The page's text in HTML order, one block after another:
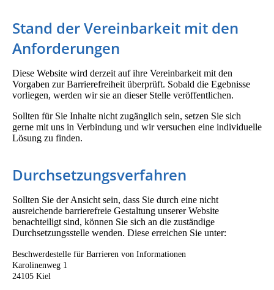
Stand der Vereinbarkeit mit den
Anforderungen
Diese Website wird derzeit auf ihre Vereinbarkeit mit den
Vorgaben zur Barrierefreiheit überprüft. Sobald die Egebnisse
vorliegen, werden wir sie an dieser Stelle veröffentlichen.
Sollten für Sie Inhalte nicht zugänglich sein, setzen Sie sich
gerne mit uns in Verbindung und wir versuchen eine individuelle
Lösung zu finden.
Durchsetzungsverfahren
Sollten Sie der Ansicht sein, dass Sie durch eine nicht
ausreichende barrierefreie Gestaltung unserer Website
benachteiligt sind, können Sie sich an die zuständige
Durchsetzungsstelle wenden. Diese erreichen Sie unter:
Beschwerdestelle für Barrieren von Informationen
Karolinenweg 1
24105 Kiel